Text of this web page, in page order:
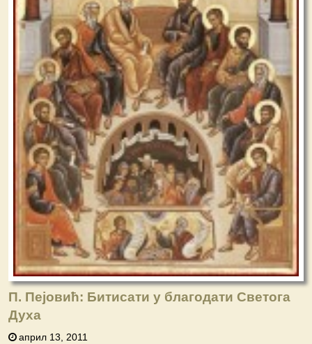
П. Пејовић: Битисати у благодати Светога
Духа
април 13, 2011